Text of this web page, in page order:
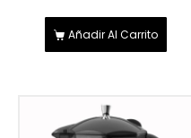
Añadir Al Carrito